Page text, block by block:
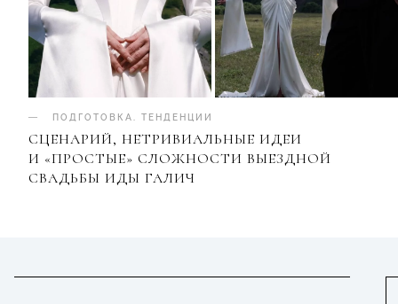
ПОДГОТОВКА ТЕНДЕНЦИИ
СЦЕНАРИЙ, НЕТРИВИАЛЬНЫЕ ИДЕИ
И «ПРОСТЫЕ» СЛОЖНОСТИ ВЫЕЗДНОЙ
СВАДЬБЫ ИДЫ ГАЛИЧ